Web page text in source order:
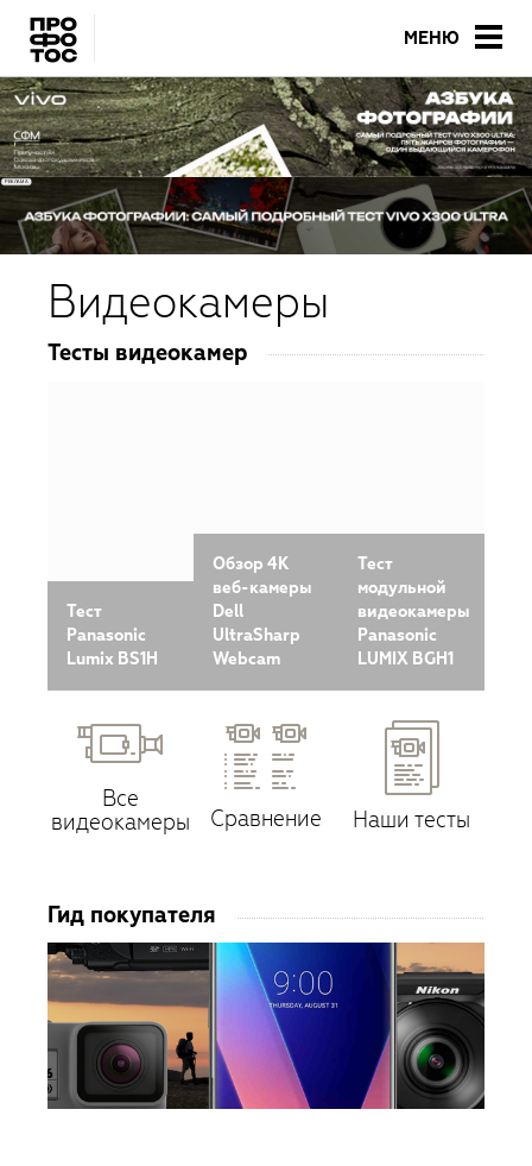
МЕНЮ
Видеокамеры
Тесты видеокамер
Тест
Panasonic
Lumix BS1H
Обзор 4K
веб-камеры
Dell
UltraSharp
Webcam
Тест
модульной
видеокамеры
Panasonic
LUMIX BGH1
Всe
видеокамеры
Сравнение Наши тесты
Гид покупателя